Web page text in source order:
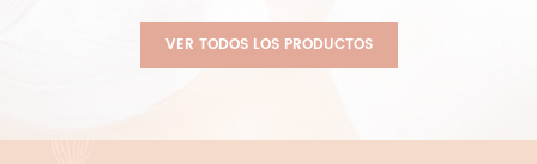
VER TODOS LOS PRODUCTOS